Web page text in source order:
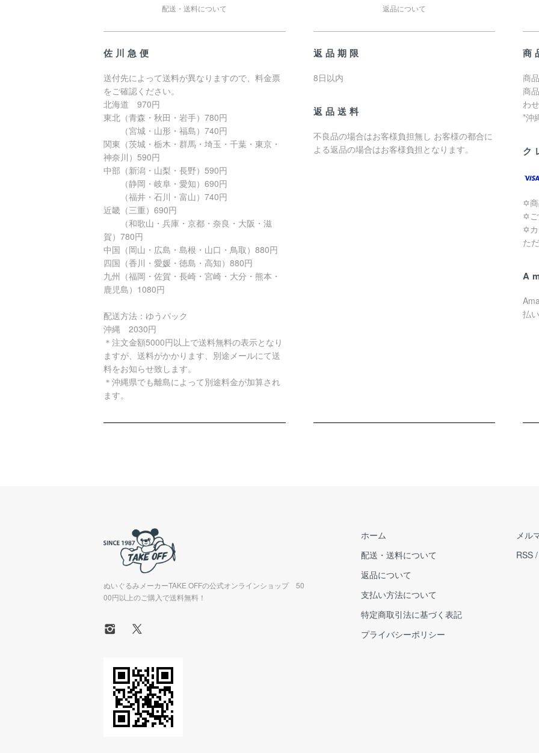
配送・送料について
佐川急便
送付先によって送料が異なりますので、料金票
をご確認ください。
北海道 970円
東北（青森・秋田・岩手）780円
（宮城・山形・福島）740円
関東（茨城・栃木・群馬・埼玉・千葉・東京・
神奈川）590円
中部（新潟・山梨・長野）590円
（静岡・岐阜・愛知）690円
（福井・石川・富山）740円
近畿（三重）690円
（和歌山・兵庫・京都・奈良・大阪・滋
賀）780円
中国（岡山・広島・島根・山口・鳥取）880円
四国（香川・愛媛・徳島・高知）880円
九州（福岡・佐賀・長崎・宮崎・大分・熊本・
鹿児島）1080円
配送方法：ゆうパック
沖縄 2030円
＊注文金額5000円以上で送料無料の表示となり
ますが、送料がかかります、別途メールにて送
料をお知らせ致します。
＊沖縄県でも離島によって別途料金が加算され
ます。
返品について
返品期限
8日以内
返品送料
不良品の場合はお客様負担無し お客様の都合に
よる返品の場合はお客様負担となります。
商
商
商
わ
*沖
ク
✡商
✡ご
✡カ
た
払
ぬいぐるみメーカーTAKE OFFの公式オンラインショップ 50
00円以上のご購入で送料無料！
ホーム
配送・送料について
返品について
支払い方法について
特定商取引法に基づく表記
プライバシーポリシー
メル
RSS /